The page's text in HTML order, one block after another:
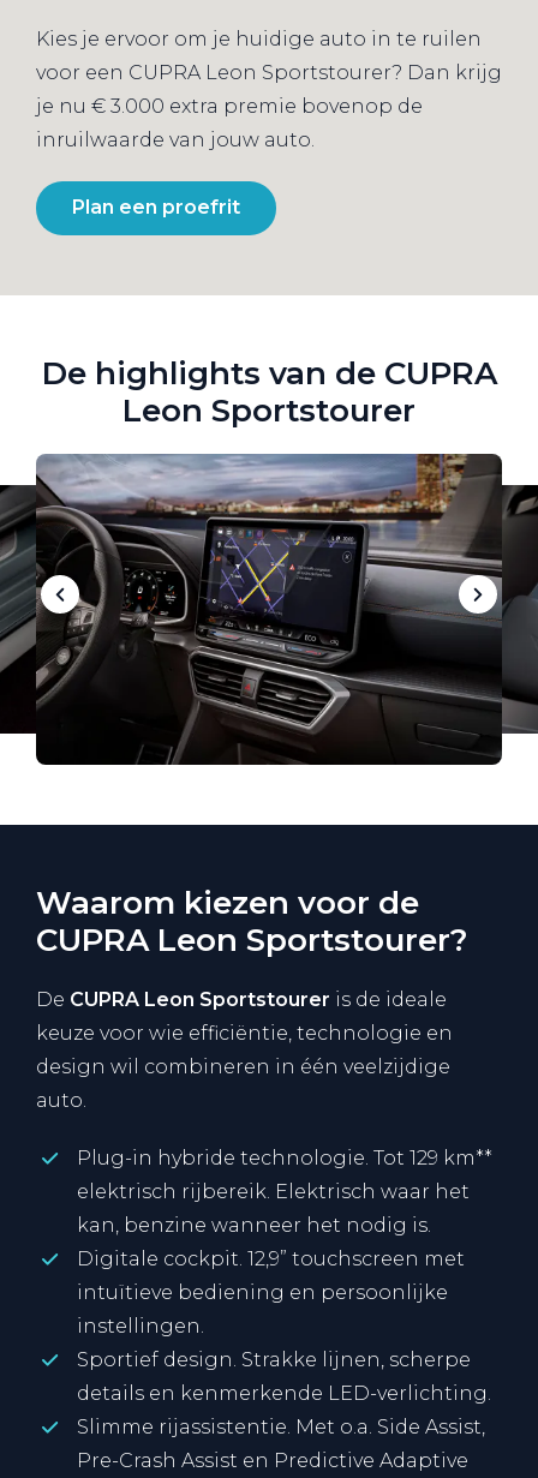
Kies je ervoor om je huidige auto in te ruilen
voor een CUPRA Leon Sportstourer? Dan krijg
je nu € 3.000 extra premie bovenop de
inruilwaarde van jouw auto.
Plan een proefrit
De highlights van de CUPRA
Leon Sportstourer
Waarom kiezen voor de
CUPRA Leon Sportstourer?
De CUPRA Leon Sportstourer is de ideale
keuze voor wie efficiëntie, technologie en
design wil combineren in één veelzijdige
auto.
Plug-in hybride technologie. Tot 129 km**
elektrisch rijbereik. Elektrisch waar het
kan, benzine wanneer het nodig is.
Digitale cockpit. 12,9” touchscreen met
intuïtieve bediening en persoonlijke
instellingen.
Sportief design. Strakke lijnen, scherpe
details en kenmerkende LED-verlichting.
Slimme rijassistentie. Met o.a. Side Assist,
Pre-Crash Assist en Predictive Adaptive